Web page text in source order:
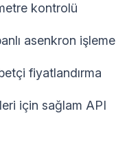
kontrolü
asenkron işleme
fiyatlandırma
için sağlam API